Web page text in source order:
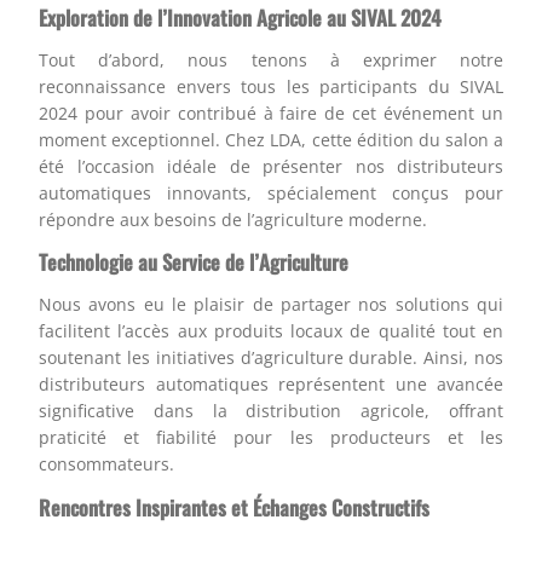
Exploration de l’Innovation Agricole au SIVAL 2024
Tout d’abord, nous tenons à exprimer notre
reconnaissance envers tous les participants du SIVAL
2024 pour avoir contribué à faire de cet événement un
moment exceptionnel. Chez LDA, cette édition du salon a
été l’occasion idéale de présenter nos distributeurs
automatiques innovants, spécialement conçus pour
répondre aux besoins de l’agriculture moderne.
Technologie au Service de l’Agriculture
Nous avons eu le plaisir de partager nos solutions qui
facilitent l’accès aux produits locaux de qualité tout en
soutenant les initiatives d’agriculture durable. Ainsi, nos
distributeurs automatiques représentent une avancée
significative dans la distribution agricole, offrant
praticité et fiabilité pour les producteurs et les
consommateurs.
Rencontres Inspirantes et Échanges Constructifs